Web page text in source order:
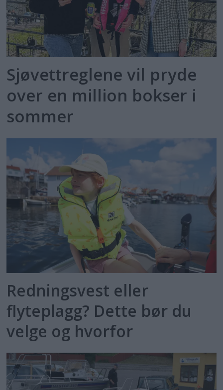
Sjøvettreglene vil pryde
over en million bokser i
sommer
Redningsvest eller
flyteplagg? Dette bør du
velge og hvorfor